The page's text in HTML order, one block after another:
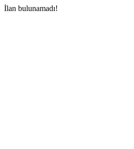
İlan bulunamadı!